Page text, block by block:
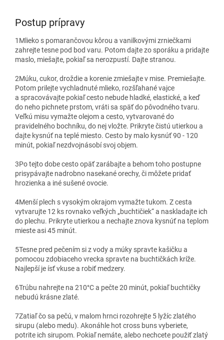
Postup prípravy
1 Mlieko s pomarančovou kôrou a vanilkovými zrniečkami
zahrejte tesne pod bod varu. Potom dajte zo sporáku a pridajte
maslo, miešajte, pokiaľ sa nerozpustí. Dajte stranou.
2Múku, cukor, droždie a korenie zmiešajte v mise. Premiešajte.
Potom prilejte vychladnuté mlieko, rozšľahané vajce
a spracovávajte pokiaľ cesto nebude hladké, elastické, a keď
do neho pichnete prstom, vráti sa späť do pôvodného tvaru.
Veľkú misu vymažte olejom a cesto, vytvarované do
pravidelného bochníku, do nej vložte. Prikryte čistú utierkou a
dajte kysnúť na teplé miesto. Cesto by malo kysnúť 90 - 120
minút, pokiaľ nezdvojnásobí svoj objem.
3Po tejto dobe cesto opäť zarábajte a behom toho postupne
prisypávajte nadrobno nasekané orechy, či môžete pridať
hrozienka a iné sušené ovocie.
4Menší plech s vysokým okrajom vymažte tukom. Z cesta
vytvarujte 12 ks rovnako veľkých „buchtičiek“ a naskladajte ich
do plechu. Prikryte utierkou a nechajte znova kysnúť na teplom
mieste asi 45 minút.
5Tesne pred pečením si z vody a múky spravte kašičku a
pomocou zdobiaceho vrecka spravte na buchtičkách kríže.
Najlepší je ísť vkuse a robiť medzery.
6Trúbu nahrejte na 210°C a pečte 20 minút, pokiaľ buchtičky
nebudú krásne zlaté.
7Zatiaľ čo sa pečú, v malom hrnci rozohrejte 5 lyžíc zlatého
sirupu (alebo medu). Akonáhle hot cross buns vyberiete,
potrite ich sirupom. Pokiaľ nemáte, alebo nechcete použiť zlatý